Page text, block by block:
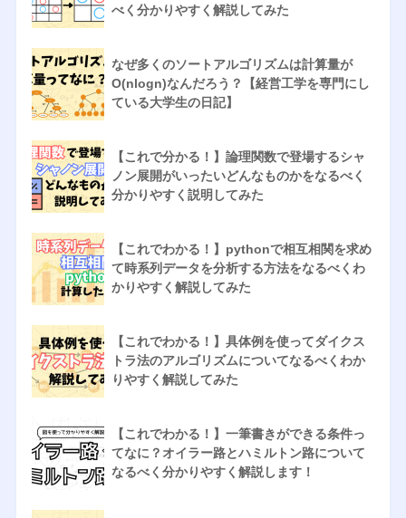
べく分かりやすく解説してみた
なぜ多くのソートアルゴリズムは計算量が
O(nlogn)なんだろう？【経営工学を専門にし
ている大学生の日記】
【これで分かる！】論理関数で登場するシャ
ノン展開がいったいどんなものかをなるべく
分かりやすく説明してみた
【これでわかる！】pythonで相互相関を求め
て時系列データを分析する方法をなるべくわ
かりやすく解説してみた
【これでわかる！】具体例を使ってダイクス
トラ法のアルゴリズムについてなるべくわか
りやすく解説してみた
【これでわかる！】一筆書きができる条件っ
てなに？オイラー路とハミルトン路について
なるべく分かりやすく解説します！